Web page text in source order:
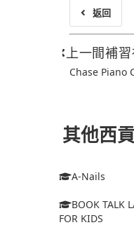
返回
上一間補習
Chase Piano
其他西
A-Nails
BOOK TALK
FOR KIDS